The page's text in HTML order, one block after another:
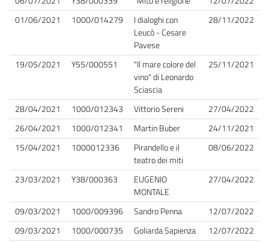
01/06/2021
1000/014279
I dialoghi con
Leucò - Cesare
Pavese
28/11/2022
19/05/2021 Y55/000551
"Il mare colore del
vino" di Leonardo
Sciascia
25/11/2021
28/04/2021 1000/012343 Vittorio Sereni
27/04/2022
26/04/2021
1000/012341 Martin Buber
24/11/2021
15/04/2021
1000012336
Pirandello e il
teatro dei miti
08/06/2022
23/03/2021 Y38/000363
EUGENIO
MONTALE
27/04/2022
09/03/2021 1000/009396 Sandro Penna
12/07/2022
09/03/2021
1000/000735 Goliarda Sapienza
12/07/2022